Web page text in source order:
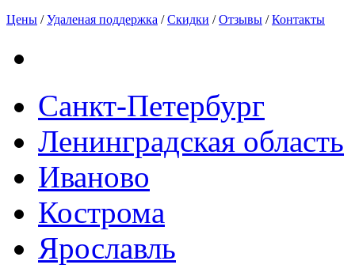
Цены /Удаленая поддержка /Скидки /Отзывы /Контакты
Санкт-Петербург
Ленинградская область
Иваново
Кострома
Ярославль